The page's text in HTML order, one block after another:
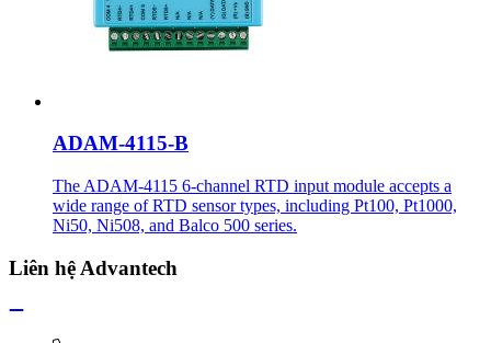
ADAM-4115-B
The ADAM-4115 6-channel RTD input module accepts a
wide range of RTD sensor types, including Pt100, Pt1000,
Ni50, Ni508, and Balco 500 series.
Liên hệ Advantech